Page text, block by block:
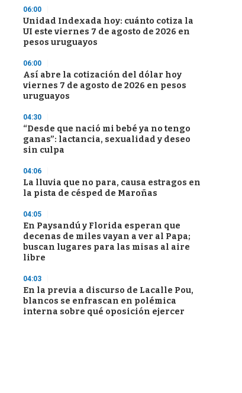
06:00
Unidad Indexada hoy: cuánto cotiza la
UI este viernes 7 de agosto de 2026 en
pesos uruguayos
06:00
Así abre la cotización del dólar hoy
viernes 7 de agosto de 2026 en pesos
uruguayos
04:30
“Desde que nació mi bebé ya no tengo
ganas”: lactancia, sexualidad y deseo
sin culpa
04:06
La lluvia que no para, causa estragos en
la pista de césped de Maroñas
04:05
En Paysandú y Florida esperan que
decenas de miles vayan a ver al Papa;
buscan lugares para las misas al aire
libre
04:03
En la previa a discurso de Lacalle Pou,
blancos se enfrascan en polémica
interna sobre qué oposición ejercer